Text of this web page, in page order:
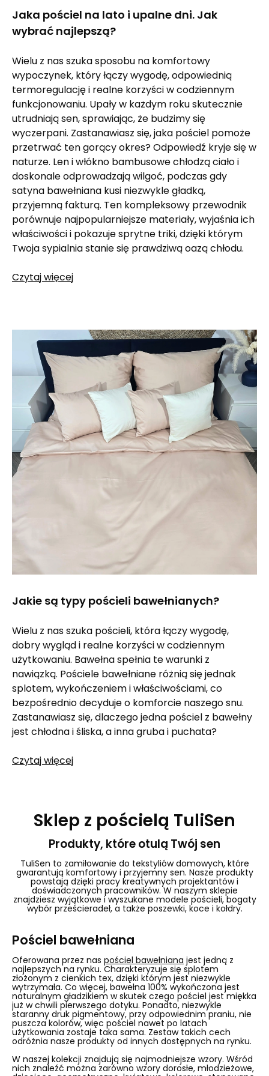
Jaka pościel na lato i upalne dni. Jak
wybrać najlepszą?
Wielu z nas szuka sposobu na komfortowy
wypoczynek, który łączy wygodę, odpowiednią
termoregulację i realne korzyści w codziennym
funkcjonowaniu. Upały w każdym roku skutecznie
utrudniają sen, sprawiając, że budzimy się
wyczerpani. Zastanawiasz się, jaka pościel pomoże
przetrwać ten gorący okres? Odpowiedź kryje się w
naturze. Len i włókno bambusowe chłodzą ciało i
doskonale odprowadzają wilgoć, podczas gdy
satyna bawełniana kusi niezwykle gładką,
przyjemną fakturą. Ten kompleksowy przewodnik
porównuje najpopularniejsze materiały, wyjaśnia ich
właściwości i pokazuje sprytne triki, dzięki którym
Twoja sypialnia stanie się prawdziwą oazą chłodu.
Czytaj więcej
Jakie są typy pościeli bawełnianych?
Wielu z nas szuka pościeli, która łączy wygodę,
dobry wygląd i realne korzyści w codziennym
użytkowaniu. Bawełna spełnia te warunki z
nawiązką. Pościele bawełniane różnią się jednak
splotem, wykończeniem i właściwościami, co
bezpośrednio decyduje o komforcie naszego snu.
Zastanawiasz się, dlaczego jedna pościel z bawełny
jest chłodna i śliska, a inna gruba i puchata?
Czytaj więcej
Sklep z pościelą TuliSen
Produkty, które otulą Twój sen
TuliSen to zamiłowanie do tekstyliów domowych, które
gwarantują komfortowy i przyjemny sen. Nasze produkty
powstają dzięki pracy kreatywnych projektantów i
doświadczonych pracowników. W naszym sklepie
znajdziesz wyjątkowe i wyszukane modele pościeli, bogaty
wybór prześcieradeł, a także poszewki, koce i kołdry.
Pościel bawełniana
Oferowana przez nas pościel bawełniana jest jedną z
najlepszych na rynku. Charakteryzuje się splotem
złożonym z cienkich tex, dzięki którym jest niezwykle
wytrzymała. Co więcej, bawełna 100% wykończona jest
naturalnym gładzikiem w skutek czego pościel jest miękka
już w chwili pierwszego dotyku. Ponadto, niezwykle
staranny druk pigmentowy, przy odpowiednim praniu, nie
puszcza kolorów, więc pościel nawet po latach
użytkowania zostaje taka sama. Zestaw takich cech
odróżnia nasze produkty od innych dostępnych na rynku.
W naszej kolekcji znajdują się najmodniejsze wzory. Wśród
nich znaleźć można zarówno wzory dorosłe, młodzieżowe,